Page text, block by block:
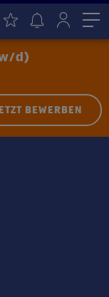
d)
JETZT BEWERBEN